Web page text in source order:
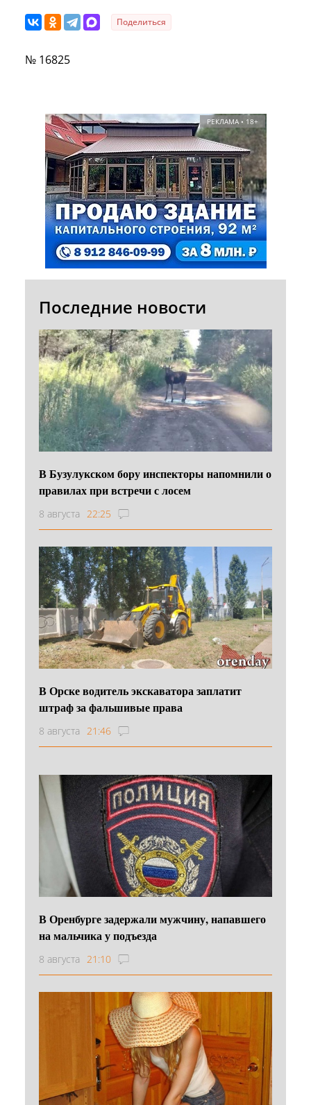
Поделиться
№ 16825
РЕКЛАМА • 18+
Последние новости
В Бузулукском бору инспекторы напомнили о
правилах при встречи с лосем
8 августа 22:25
В Орске водитель экскаватора заплатит
штраф за фальшивые права
8 августа 21:46
В Оренбурге задержали мужчину, напавшего
на мальчика у подъезда
8 августа 21:10